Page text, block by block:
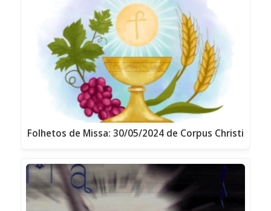
Folhetos de Missa: 30/05/2024 de Corpus Christi